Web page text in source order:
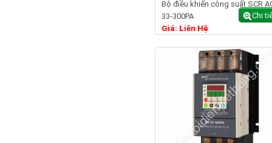
Bộ điều khiến công suất SCR
33-300PA
Giá: Liên Hệ
Chi